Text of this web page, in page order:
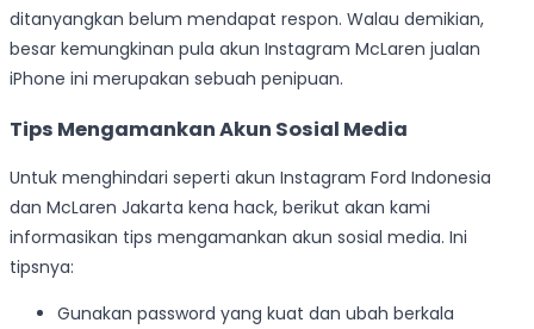
ditanyangkan belum mendapat respon. Walau demikian,
besar kemungkinan pula akun Instagram McLaren jualan
iPhone ini merupakan sebuah penipuan.
Tips Mengamankan Akun Sosial Media
Untuk menghindari seperti akun Instagram Ford Indonesia
dan McLaren Jakarta kena hack, berikut akan kami
informasikan tips mengamankan akun sosial media. Ini
tipsnya:
Gunakan password yang kuat dan ubah berkala